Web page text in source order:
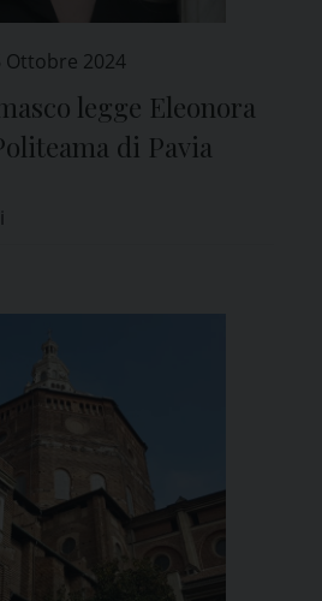
Ottobre 2024
legge Eleonora
di Pavia